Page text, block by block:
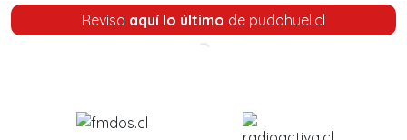
Revisa aquí lo último de pudahuel.cl